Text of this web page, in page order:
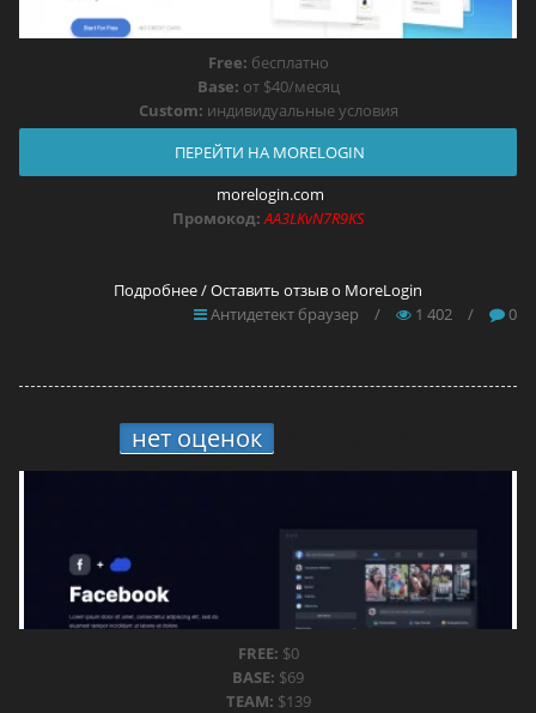
Free: бесплатно
Base: от $40/месяц
Custom: индивидуальные условия
ПЕРЕЙТИ НА MORELOGIN
morelogin.com
Промокод:AA3LKvN7R9KS
Подробнее / Оставить отзыв о MoreLogin
Антидетект браузер
/ 1 402 / 0
нет оценок
FREE: $0
BASE: $69
TEAM: $139